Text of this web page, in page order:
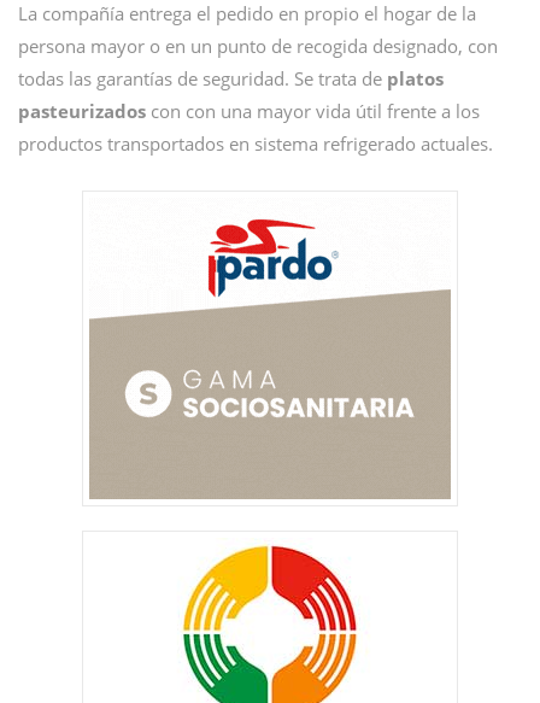
La compañía entrega el pedido en propio el hogar de la
persona mayor o en un punto de recogida designado, con
todas las garantías de seguridad. Se trata de platos
pasteurizados con con una mayor vida útil frente a los
productos transportados en sistema refrigerado actuales.